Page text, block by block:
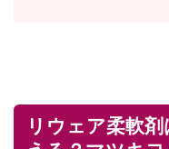
リウェア柔軟